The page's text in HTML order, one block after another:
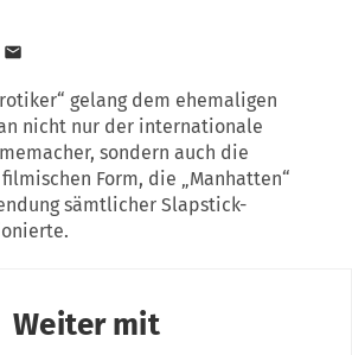
gelang dem ehemaligen
nicht nur der internationale
sondern auch die
Form, die „Manhatten“
sämtlicher Slapstick-